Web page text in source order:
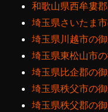
和歌山県西牟婁
埼玉県さいたま
埼玉県川越市の
埼玉県東松山市
埼玉県比企郡の
埼玉県秩父市の
埼玉県秩父郡の